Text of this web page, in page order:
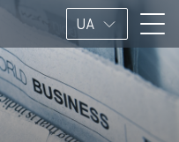
UA